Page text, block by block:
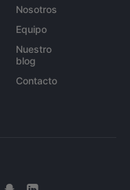
Nosotros
Equipo
Nuestro
blog
Contacto